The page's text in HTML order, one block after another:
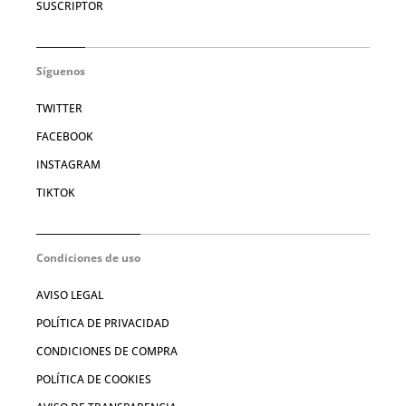
SUSCRIPTOR
Síguenos
TWITTER
FACEBOOK
INSTAGRAM
TIKTOK
Condiciones de uso
AVISO LEGAL
POLÍTICA DE PRIVACIDAD
CONDICIONES DE COMPRA
POLÍTICA DE COOKIES